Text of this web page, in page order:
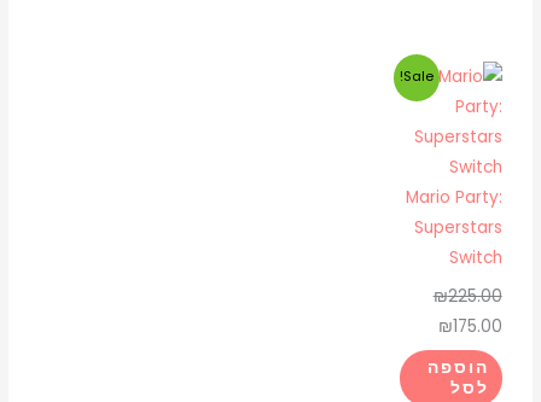
Mario Party:
Superstars
Switch
Sale!
₪225.00
המחיר
המקורי
היה:
₪225.00.
₪175.00
המחיר
הנוכחי
הוא:
הוספה
לסל